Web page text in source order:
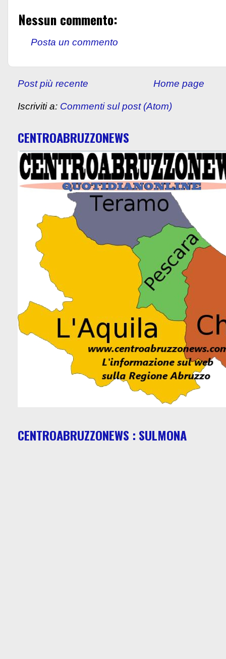
Nessun commento:
Posta un commento
Post più recente Home page
Iscriviti a: Commenti sul post (Atom)
CENTROABRUZZONEWS
CENTROABRUZZONEWS : SULMONA